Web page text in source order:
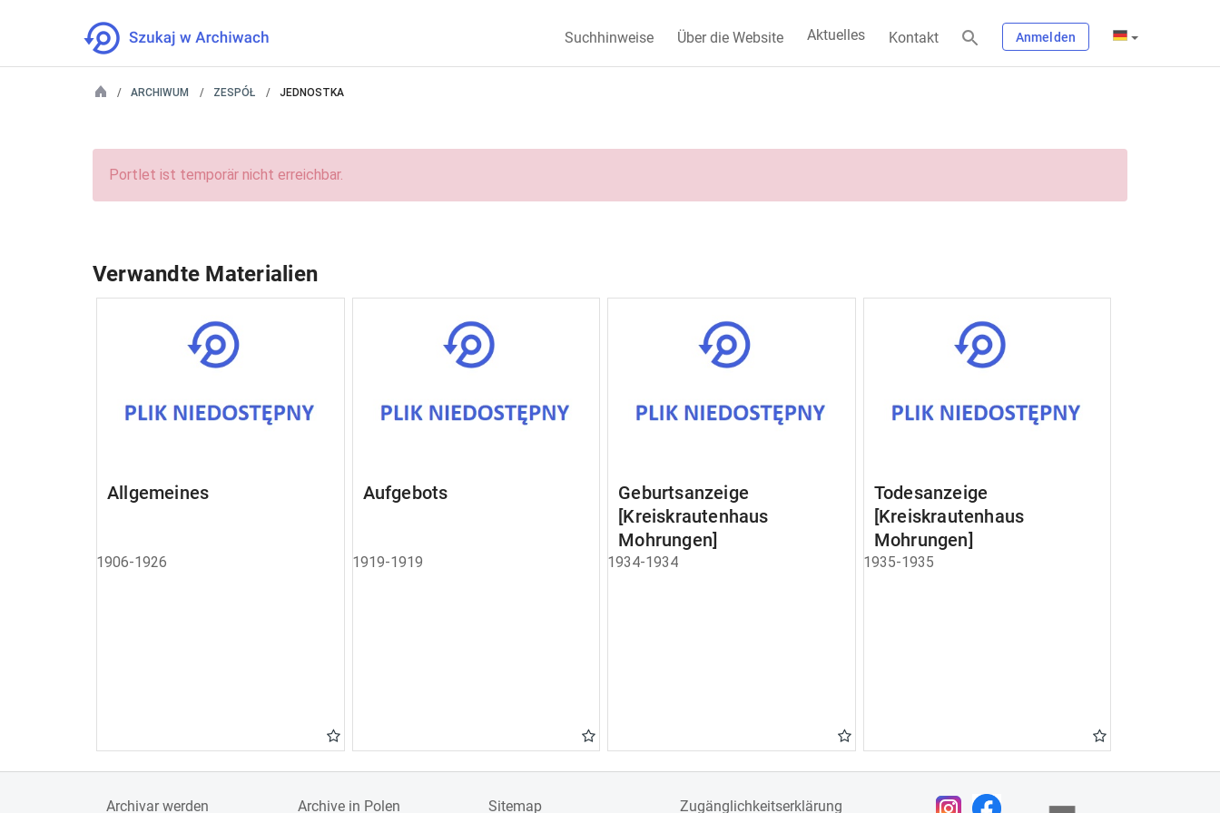
Suchhinweise Über die Website Aktuelles Kontakt Anmelden
ARCHIWUM ZESPÓŁ JEDNOSTKA
Portlet ist temporär nicht erreichbar.
Verwandte Materialien
Allgemeines
1906-1926
Aufgebots
1919-1919
Geburtsanzeige
[Kreiskrautenhaus
Mohrungen]
1934-1934
Todesanzeige
[Kreiskrautenhaus
Mohrungen]
1935-1935
Archivar werden Archive in Polen Sitemap Zugänglichkeitserklärung